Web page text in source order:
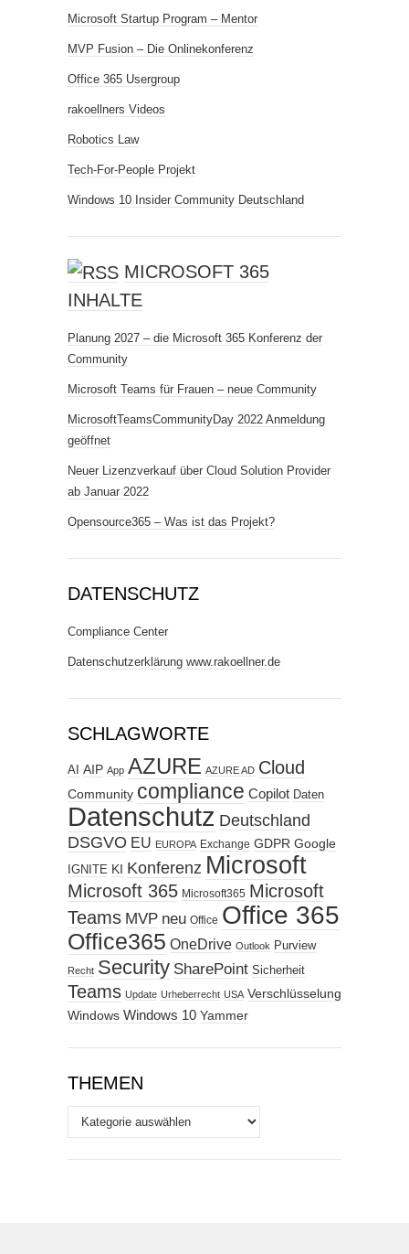
Microsoft Startup Program – Mentor
MVP Fusion – Die Onlinekonferenz
Office 365 Usergroup
rakoellners Videos
Robotics Law
Tech-For-People Projekt
Windows 10 Insider Community Deutschland
MICROSOFT 365
INHALTE
Planung 2027 – die Microsoft 365 Konferenz der
Community
Microsoft Teams für Frauen – neue Community
MicrosoftTeamsCommunityDay 2022 Anmeldung
geöffnet
Neuer Lizenzverkauf über Cloud Solution Provider
ab Januar 2022
Opensource365 – Was ist das Projekt?
DATENSCHUTZ
Compliance Center
Datenschutzerklärung www.rakoellner.de
SCHLAGWORTE
AI AIP App AZURE AZURE AD Cloud
Community compliance Copilot Daten
Datenschutz Deutschland
DSGVO EU EUROPA Exchange GDPR Google
IGNITE KI Konferenz Microsoft
Microsoft 365 Microsoft365 Microsoft
Teams MVP neu Office Office 365
Office365 OneDrive Outlook Purview
Recht Security SharePoint Sicherheit
Teams Update Urheberrecht USA Verschlüsselung
Windows Windows 10 Yammer
THEMEN
Themen